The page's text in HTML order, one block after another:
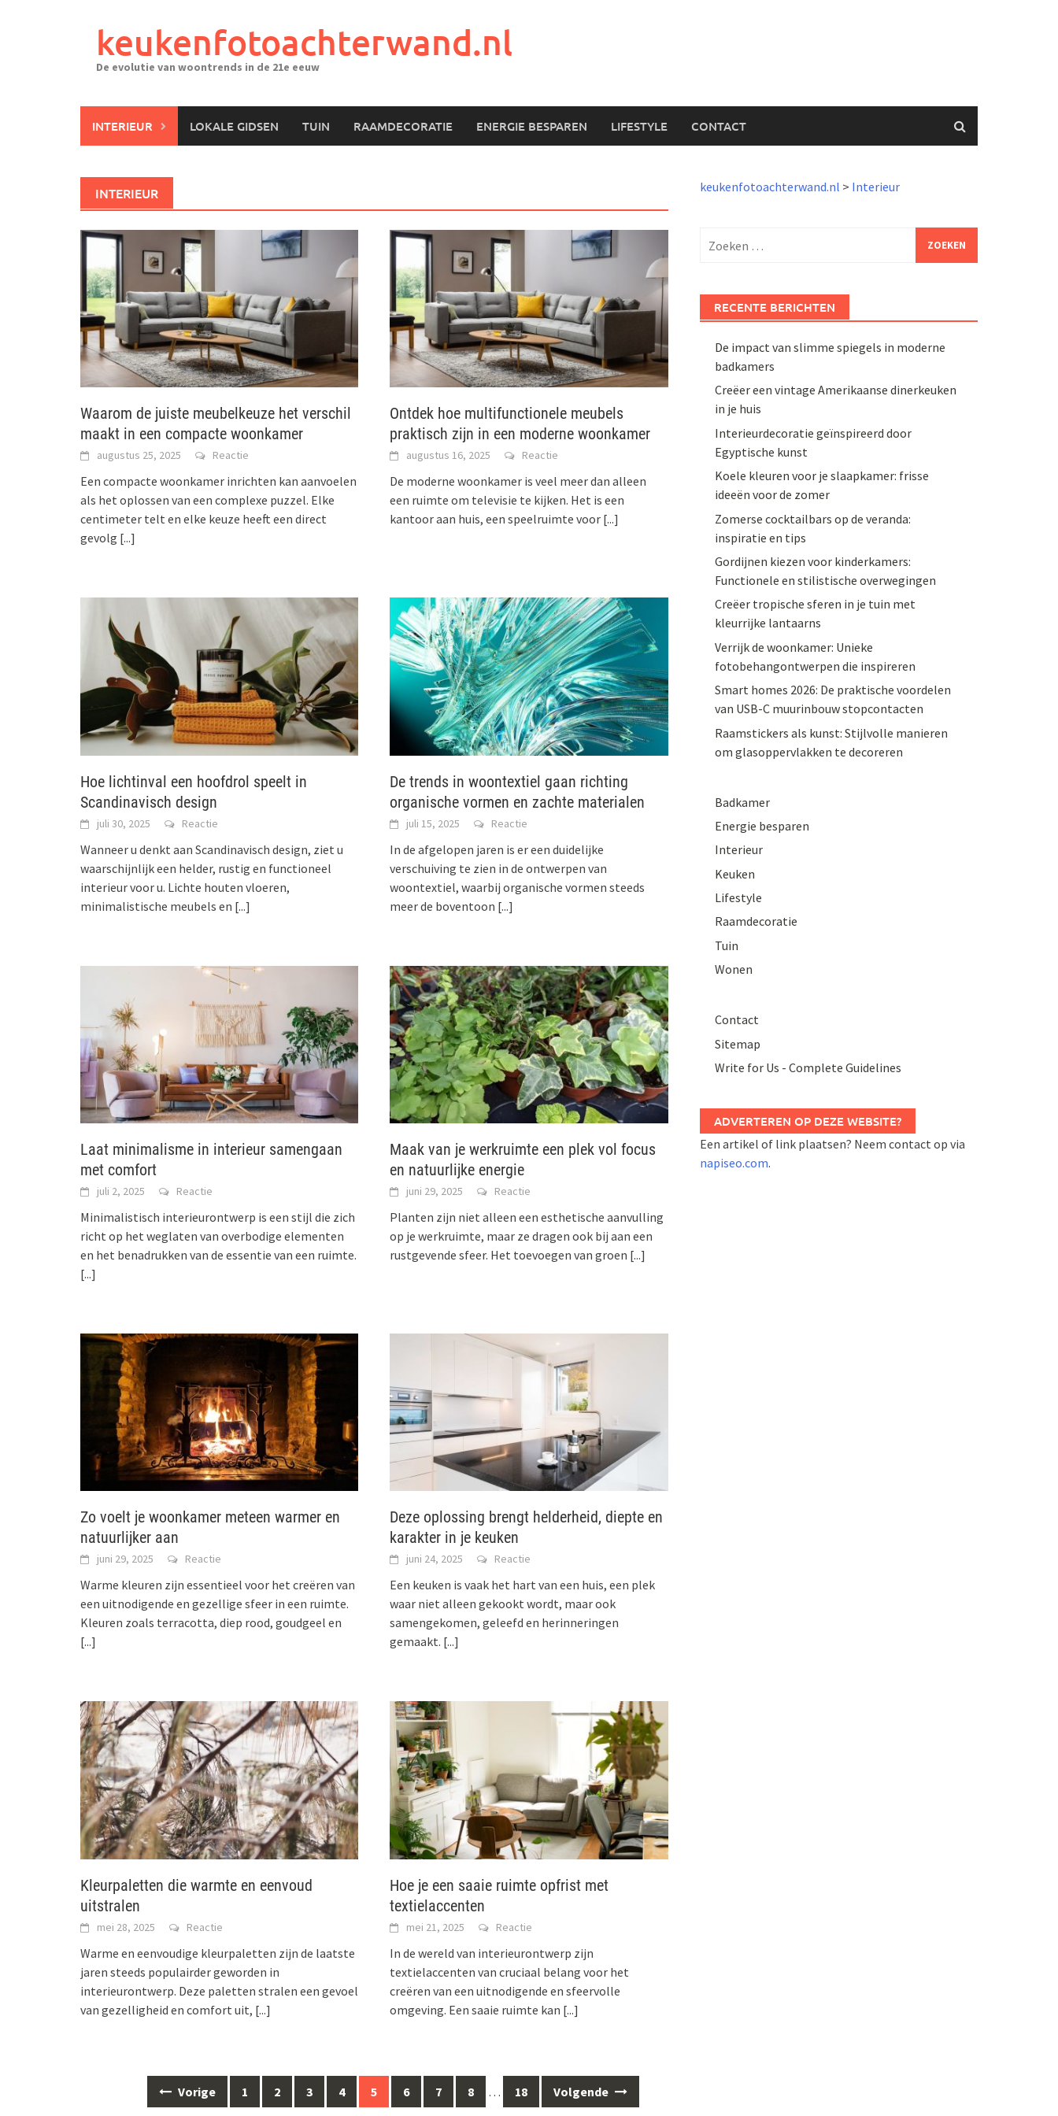
keukenfotoachterwand.nl
De evolutie van woontrends in de 21e eeuw
INTERIEUR LOKALE GIDSEN TUIN RAAMDECORATIE ENERGIE BESPAREN LIFESTYLE CONTACT
INTERIEUR
Waarom de juiste meubelkeuze het verschil
maakt in een compacte woonkamer
augustus 25, 2025 Reactie
Een compacte woonkamer inrichten kan aanvoelen
als het oplossen van een complexe puzzel. Elke
centimeter telt en elke keuze heeft een direct
gevolg [...]
Ontdek hoe multifunctionele meubels
praktisch zijn in een moderne woonkamer
augustus 16, 2025 Reactie
De moderne woonkamer is veel meer dan alleen
een ruimte om televisie te kijken. Het is een
kantoor aan huis, een speelruimte voor [...]
Hoe lichtinval een hoofdrol speelt in
Scandinavisch design
juli 30, 2025 Reactie
Wanneer u denkt aan Scandinavisch design, ziet u
waarschijnlijk een helder, rustig en functioneel
interieur voor u. Lichte houten vloeren,
minimalistische meubels en [...]
De trends in woontextiel gaan richting
organische vormen en zachte materialen
juli 15, 2025 Reactie
In de afgelopen jaren is er een duidelijke
verschuiving te zien in de ontwerpen van
woontextiel, waarbij organische vormen steeds
meer de boventoon [...]
Laat minimalisme in interieur samengaan
met comfort
juli 2, 2025 Reactie
Minimalistisch interieurontwerp is een stijl die zich
richt op het weglaten van overbodige elementen
en het benadrukken van de essentie van een ruimte.
[...]
Maak van je werkruimte een plek vol focus
en natuurlijke energie
juni 29, 2025 Reactie
Planten zijn niet alleen een esthetische aanvulling
op je werkruimte, maar ze dragen ook bij aan een
rustgevende sfeer. Het toevoegen van groen [...]
Zo voelt je woonkamer meteen warmer en
natuurlijker aan
juni 29, 2025 Reactie
Warme kleuren zijn essentieel voor het creëren van
een uitnodigende en gezellige sfeer in een ruimte.
Kleuren zoals terracotta, diep rood, goudgeel en
[...]
Deze oplossing brengt helderheid, diepte en
karakter in je keuken
juni 24, 2025 Reactie
Een keuken is vaak het hart van een huis, een plek
waar niet alleen gekookt wordt, maar ook
samengekomen, geleefd en herinneringen
gemaakt. [...]
Kleurpaletten die warmte en eenvoud
uitstralen
mei 28, 2025 Reactie
Warme en eenvoudige kleurpaletten zijn de laatste
jaren steeds populairder geworden in
interieurontwerp. Deze paletten stralen een gevoel
van gezelligheid en comfort uit, [...]
Hoe je een saaie ruimte opfrist met
textielaccenten
mei 21, 2025 Reactie
In de wereld van interieurontwerp zijn
textielaccenten van cruciaal belang voor het
creëren van een uitnodigende en sfeervolle
omgeving. Een saaie ruimte kan [...]
Vorige 1 2 3 4 5 6 7 8 … 18 Volgende
keukenfotoachterwand.nl > Interieur
naar:
RECENTE BERICHTEN
De impact van slimme spiegels in moderne
badkamers
Creëer een vintage Amerikaanse dinerkeuken
in je huis
Interieurdecoratie geïnspireerd door
Egyptische kunst
Koele kleuren voor je slaapkamer: frisse
ideeën voor de zomer
Zomerse cocktailbars op de veranda:
inspiratie en tips
Gordijnen kiezen voor kinderkamers:
Functionele en stilistische overwegingen
Creëer tropische sferen in je tuin met
kleurrijke lantaarns
Verrijk de woonkamer: Unieke
fotobehangontwerpen die inspireren
Smart homes 2026: De praktische voordelen
van USB-C muurinbouw stopcontacten
Raamstickers als kunst: Stijlvolle manieren
om glasoppervlakken te decoreren
Badkamer
Energie besparen
Interieur
Keuken
Lifestyle
Raamdecoratie
Tuin
Wonen
Contact
Sitemap
Write for Us - Complete Guidelines
ADVERTEREN OP DEZE WEBSITE?
Een artikel of link plaatsen? Neem contact op via
napiseo.com.